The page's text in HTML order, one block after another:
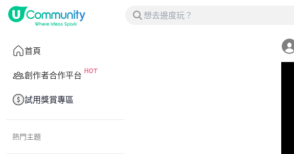
首頁
創作者合作平台
試用獎賞專區
熱門主題